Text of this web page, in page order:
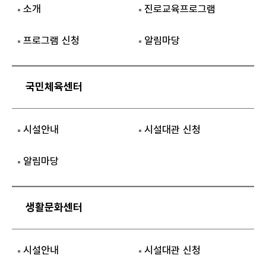
소개 진로교육프로그램
프로그램 신청 알림마당
국민체육센터
시설안내 시설대관 신청
알림마당
생활문화센터
시설안내 시설대관 신청